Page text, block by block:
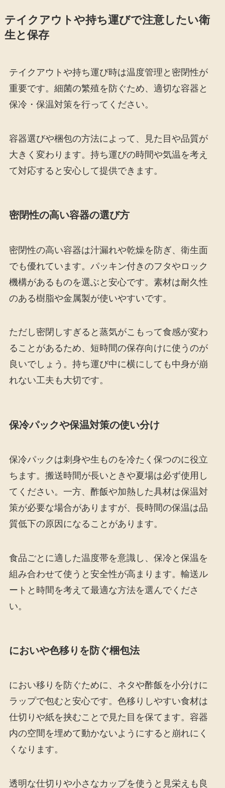
テイクアウトや持ち運びで注意したい衛
生と保存
テイクアウトや持ち運び時は温度管理と密閉性が
重要です。細菌の繁殖を防ぐため、適切な容器と
保冷・保温対策を行ってください。
容器選びや梱包の方法によって、見た目や品質が
大きく変わります。持ち運びの時間や気温を考え
て対応すると安心して提供できます。
密閉性の高い容器の選び方
密閉性の高い容器は汁漏れや乾燥を防ぎ、衛生面
でも優れています。パッキン付きのフタやロック
機構があるものを選ぶと安心です。素材は耐久性
のある樹脂や金属製が使いやすいです。
ただし密閉しすぎると蒸気がこもって食感が変わ
ることがあるため、短時間の保存向けに使うのが
良いでしょう。持ち運び中に横にしても中身が崩
れない工夫も大切です。
保冷パックや保温対策の使い分け
保冷パックは刺身や生ものを冷たく保つのに役立
ちます。搬送時間が長いときや夏場は必ず使用し
てください。一方、酢飯や加熱した具材は保温対
策が必要な場合がありますが、長時間の保温は品
質低下の原因になることがあります。
食品ごとに適した温度帯を意識し、保冷と保温を
組み合わせて使うと安全性が高まります。輸送ル
ートと時間を考えて最適な方法を選んでくださ
い。
においや色移りを防ぐ梱包法
におい移りを防ぐために、ネタや酢飯を小分けに
ラップで包むと安心です。色移りしやすい食材は
仕切りや紙を挟むことで見た目を保てます。容器
内の空間を埋めて動かないようにすると崩れにく
くなります。
透明な仕切りや小さなカップを使うと見栄えも良